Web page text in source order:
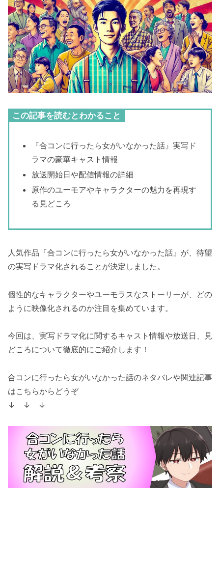
この記事を読むとわかること
『合コンに行ったら女がいなかった話』実写ド
ラマの豪華キャスト情報
放送開始日や配信情報の詳細
原作のユーモアやキャラクターの魅力を再現す
る見どころ
人気作品『合コンに行ったら女がいなかった話』が、待望
の実写ドラマ化されることが決定しました。
個性的なキャラクターやユーモラスなストーリーが、どの
ように映像化されるのか注目を集めています。
今回は、実写ドラマ化に関するキャスト情報や放送日、見
どころについて徹底的にご紹介します！
合コンに行ったら女がいなかった話のネタバレや関連記事
はこちらからどうぞ
↓ ↓ ↓